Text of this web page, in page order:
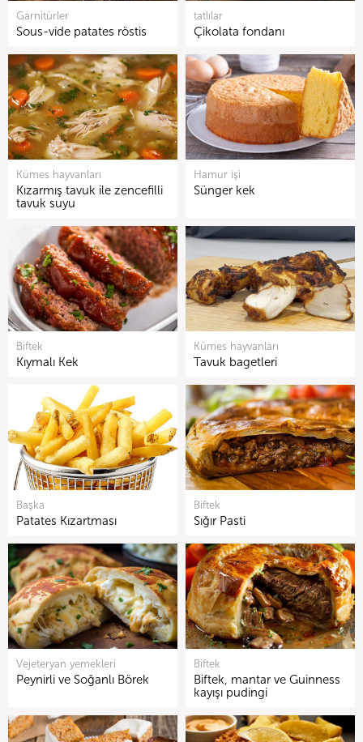
Garnitürler
Sous-vide patates röstis
tatlılar
Çikolata fondanı
Kümes hayvanları
Kızarmış tavuk ile zencefilli
tavuk suyu
Hamur işi
Sünger kek
Biftek
Kıymalı Kek
Kümes hayvanları
Tavuk bagetleri
Başka
Patates Kızartması
Biftek
Sığır Pasti
Vejeteryan yemekleri
Peynirli ve Soğanlı Börek
Biftek
Biftek, mantar ve Guinness
kayışı pudingi